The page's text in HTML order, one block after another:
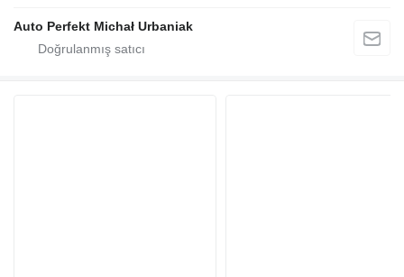
Auto Perfekt Michał Urbaniak